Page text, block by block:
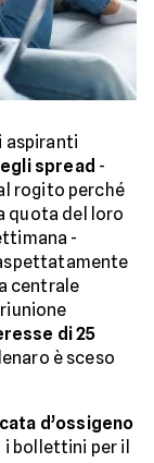
aspiranti
spread -
rogito perché
quota del loro
-
centrale
di 25
è sceso
d’ossigeno
bollettini per il